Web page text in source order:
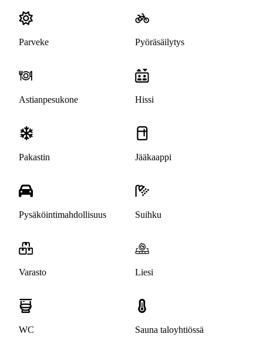
Parveke Pyöräsäilytys
Astianpesukone Hissi
Pakastin Jääkaappi
Pysäköintimahdollisuus Suihku
Varasto Liesi
WC Sauna taloyhtiössä